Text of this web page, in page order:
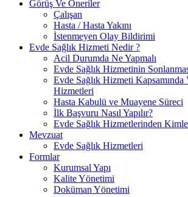
Görüş Ve Öneriler
Çalışan
Hasta / Hasta Yakını
İstenmeyen Olay Bildirimi
Evde Sağlık Hizmeti Nedir ?
Acil Durumda Ne Yapmalı
Evde Sağlık Hizmetinin
Evde Sağlık Hizmeti Kapsamında
Hizmetleri
Hasta Kabulü ve Muayene Süreci
İlk Başvuru Nasıl Yapılır?
Evde Sağlık Hizmetlerinden
Mevzuat
Evde Sağlık Hizmetleri
Formlar
Kurumsal Yapı
Kalite Yönetimi
Doküman Yönetimi